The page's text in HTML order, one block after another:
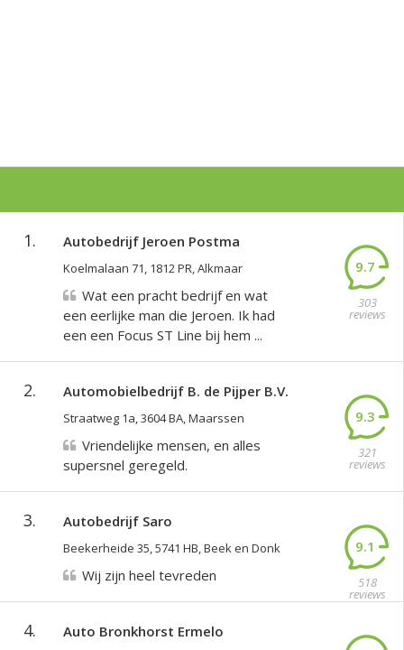
1. Autobedrijf Jeroen Postma
Koelmalaan 71, 1812 PR, Alkmaar 9.7
303
reviews
Wat een pracht bedrijf en wat
een eerlijke man die Jeroen. Ik had
een een Focus ST Line bij hem ...
2. Automobielbedrijf B. de Pijper B.V.
Straatweg 1a, 3604 BA, Maarssen 9.3
321
reviews
Vriendelijke mensen, en alles
supersnel geregeld.
3. Autobedrijf Saro
Beekerheide 35, 5741 HB, Beek en Donk 9.1
518
reviews
Wij zijn heel tevreden
4.
Auto Bronkhorst Ermelo